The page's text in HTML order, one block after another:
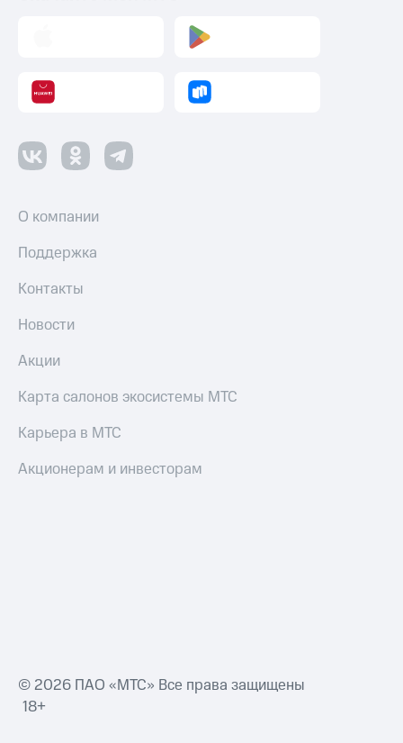
О компании
Поддержка
Контакты
Новости
Акции
Карта салонов экосистемы МТС
Карьера в МТС
Акционерам и инвесторам
© 2026 ПАО «МТС» Все права защищены
18+